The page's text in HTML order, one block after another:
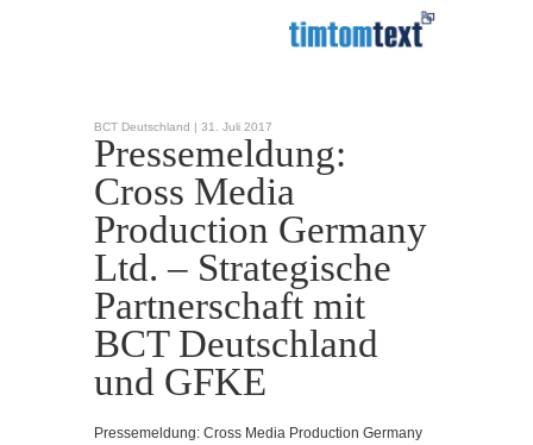
BCT Deutschland | 31. Juli 2017
Pressemeldung:
Cross Media
Production Germany
Ltd. – Strategische
Partnerschaft mit
BCT Deutschland
und GFKE
Pressemeldung: Cross Media Production Germany